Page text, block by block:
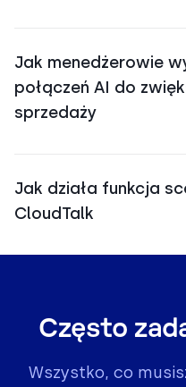
Jak menedżerowie
połączeń AI do
sprzedaży
Jak działa funkcja
CloudTalk
Często
Wszystko, co